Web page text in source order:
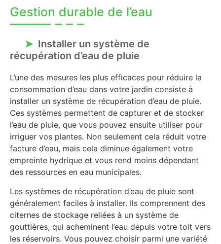
Gestion durable de l’eau
Installer un système de
récupération d’eau de pluie
L’une des mesures les plus efficaces pour réduire la
consommation d’eau dans votre jardin consiste à
installer un système de récupération d’eau de pluie.
Ces systèmes permettent de capturer et de stocker
l’eau de pluie, que vous pouvez ensuite utiliser pour
irriguer vos plantes. Non seulement cela réduit votre
facture d’eau, mais cela diminue également votre
empreinte hydrique et vous rend moins dépendant
des ressources en eau municipales.
Les systèmes de récupération d’eau de pluie sont
généralement faciles à installer. Ils comprennent des
citernes de stockage reliées à un système de
gouttières, qui acheminent l’eau depuis votre toit vers
les réservoirs. Vous pouvez choisir parmi une variété